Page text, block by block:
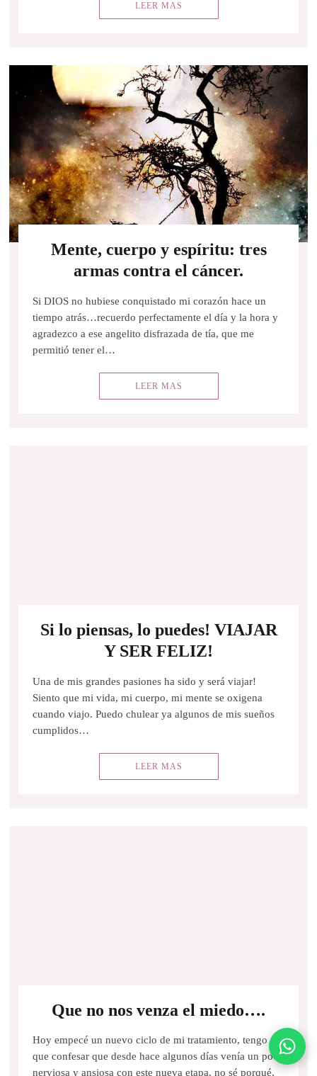
LEER MAS
Mente, cuerpo y espíritu: tres
armas contra el cáncer.
Si DIOS no hubiese conquistado mi corazón hace un
tiempo atrás…recuerdo perfectamente el día y la hora y
agradezco a ese angelito disfrazada de tía, que me
permitió tener el…
LEER MAS
Si lo piensas, lo puedes! VIAJAR
Y SER FELIZ!
Una de mis grandes pasiones ha sido y será viajar!
Siento que mi vida, mi cuerpo, mi mente se oxigena
cuando viajo. Puedo chulear ya algunos de mis sueños
cumplidos…
LEER MAS
Que no nos venza el miedo….
Hoy empecé un nuevo ciclo de mi tratamiento, tengo
que confesar que desde hace algunos días venía un poco
nerviosa y ansiosa con este nueva etapa, no sé porqué,